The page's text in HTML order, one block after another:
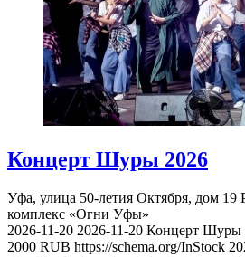
Концерт Шуры 2026
Уфа, улица 50-летия Октября, дом 19
комплекс «Огни Уфы»
2026-11-20 2026-11-20 Концерт Шуры
2000 RUB https://schema.org/InStock